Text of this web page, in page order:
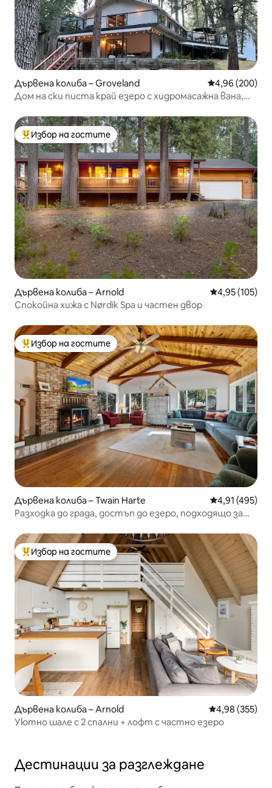
Дървена колиба – Groveland Средна
4,96 (200)
Дом на ски писта край езеро с хидромасажна вана,
Най-популярен избор на гостите
Избор на гостите
Дървена колиба – Arnold Средна
4,95 (105)
Спокойна хижа с Nørdik Spa и частен двор
Най-популярен избор на гостите
Избор на гостите
Дървена колиба – Twain Harte Средна
4,91 (495)
Разходка до града, достъп до езеро, подходящо за
Най-популярен избор на гостите
Избор на гостите
Дървена колиба – Arnold Средна
4,98 (355)
Уютно шале с 2 спални + лофт с частно езеро
Дестинации за разглеждане